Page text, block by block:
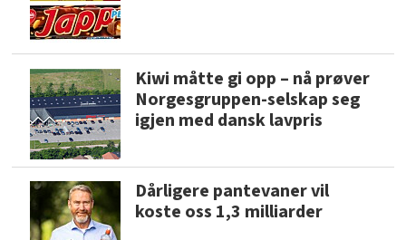
Kiwi måtte gi opp – nå prøver
Norgesgruppen-selskap seg
igjen med dansk lavpris
Dårligere pantevaner vil
koste oss 1,3 milliarder